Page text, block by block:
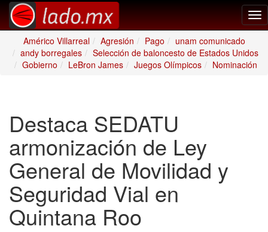
Américo Villarreal
Agresión Pago
unam comunicado
andy borregales
Selección de baloncesto de Estados Unidos
Gobierno
LeBron James Juegos Olímpicos Nominación
Destaca SEDATU
armonización de Ley
General de Movilidad y
Seguridad Vial en
Quintana Roo